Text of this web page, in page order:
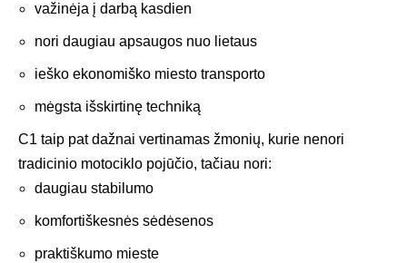
važinėja į darbą kasdien
nori daugiau apsaugos nuo lietaus
ieško ekonomiško miesto transporto
mėgsta išskirtinę techniką
C1 taip pat dažnai vertinamas žmonių, kurie nenori
tradicinio motociklo pojūčio, tačiau nori:
daugiau stabilumo
komfortiškesnės sėdėsenos
praktiškumo mieste